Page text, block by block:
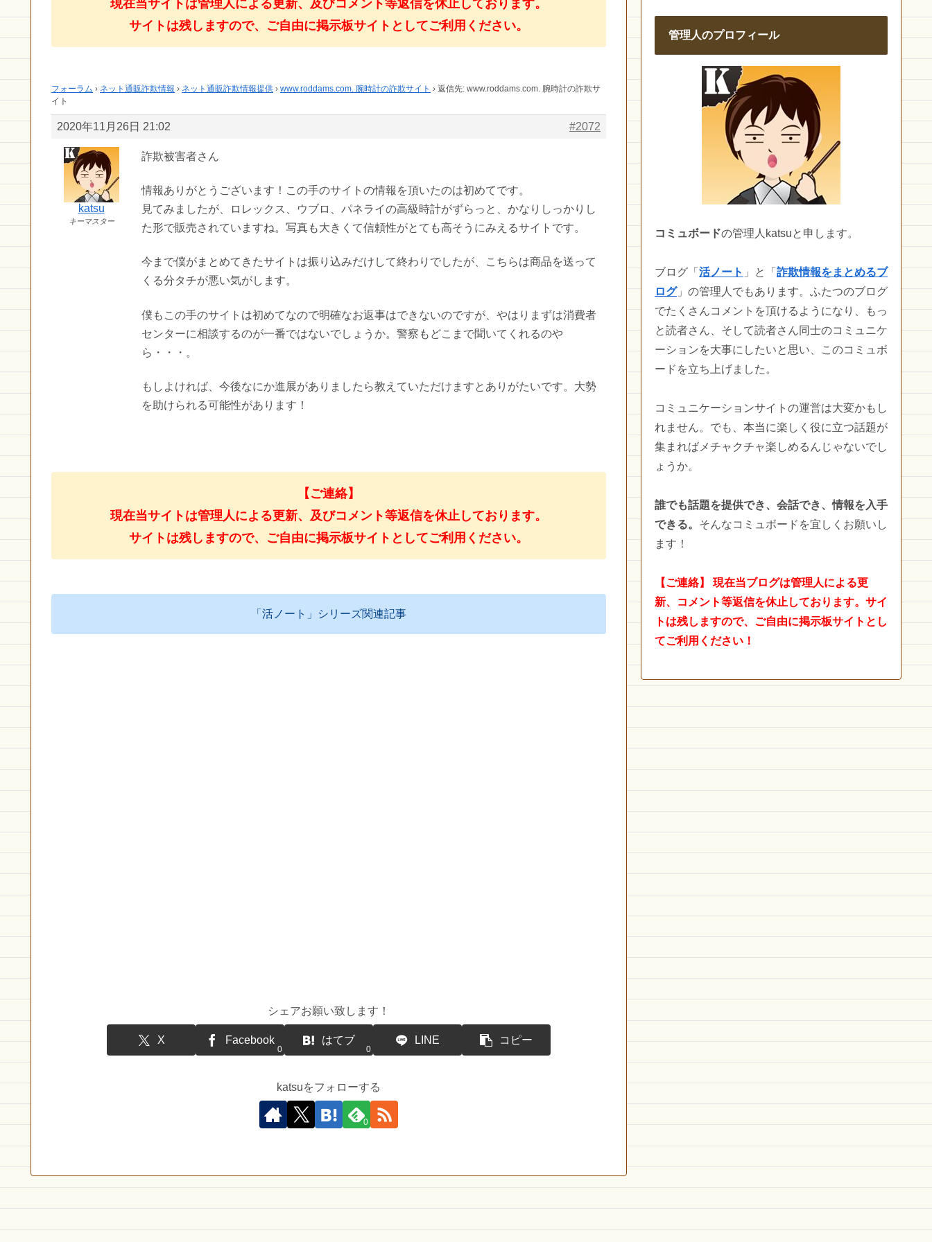
現在当サイトは管理人による更新、及びコメント等返信を休止しております。
サイトは残しますので、ご自由に掲示板サイトとしてご利用ください。
フォーラム › ネット通販詐欺情報 › ネット通販詐欺情報提供 › www.roddams.com. 腕時計の詐欺サイト › 返信先: www.roddams.com. 腕時計の詐欺サ
イト
2020年11月26日 21:02 #2072
katsu
キーマスター
詐欺被害者さん
情報ありがとうございます！この手のサイトの情報を頂いたのは初めてです。
見てみましたが、ロレックス、ウブロ、パネライの高級時計がずらっと、かなりしっかりし
た形で販売されていますね。写真も大きくて信頼性がとても高そうにみえるサイトです。
今まで僕がまとめてきたサイトは振り込みだけして終わりでしたが、こちらは商品を送って
くる分タチが悪い気がします。
僕もこの手のサイトは初めてなので明確なお返事はできないのですが、やはりまずは消費者
センターに相談するのが一番ではないでしょうか。警察もどこまで聞いてくれるのや
ら・・・。
もしよければ、今後なにか進展がありましたら教えていただけますとありがたいです。大勢
を助けられる可能性があります！
【ご連絡】
現在当サイトは管理人による更新、及びコメント等返信を休止しております。
サイトは残しますので、ご自由に掲示板サイトとしてご利用ください。
「活ノート」シリーズ関連記事
シェアお願い致します！
X Facebook
0
はてブ
0
LINE コピー
katsuをフォローする
0
管理人のプロフィール
コミュボードの管理人katsuと申します。
ブログ「 活ノート 」と「 詐欺情報をまとめるブ
ログ」の管理人でもあります。ふたつのブログ
でたくさんコメントを頂けるようになり、もっ
と読者さん、そして読者さん同士のコミュニケ
ーションを大事にしたいと思い、このコミュボ
ードを立ち上げました。
コミュニケーションサイトの運営は大変かもし
れません。でも、本当に楽しく役に立つ話題が
集まればメチャクチャ楽しめるんじゃないでし
ょうか。
誰でも話題を提供でき、会話でき、情報を入手
できる。 そんなコミュボードを宜しくお願いし
ます！
【ご連絡】
現在当ブログは管理人による更
新、コメント等返信を休止しております。サイ
トは残しますので、ご自由に掲示板サイトとし
てご利用ください！